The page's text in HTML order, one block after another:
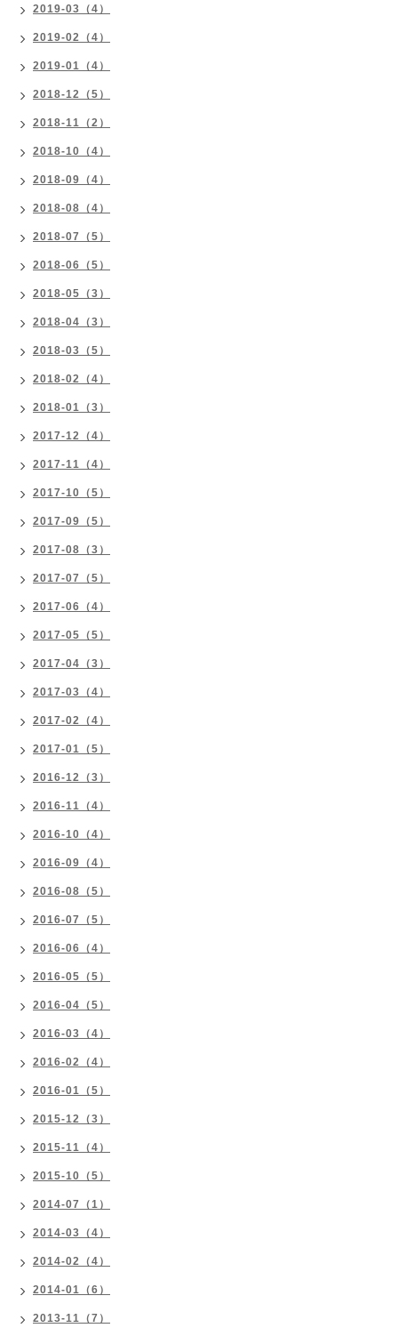
2019-03（4）
2019-02（4）
2019-01（4）
2018-12（5）
2018-11（2）
2018-10（4）
2018-09（4）
2018-08（4）
2018-07（5）
2018-06（5）
2018-05（3）
2018-04（3）
2018-03（5）
2018-02（4）
2018-01（3）
2017-12（4）
2017-11（4）
2017-10（5）
2017-09（5）
2017-08（3）
2017-07（5）
2017-06（4）
2017-05（5）
2017-04（3）
2017-03（4）
2017-02（4）
2017-01（5）
2016-12（3）
2016-11（4）
2016-10（4）
2016-09（4）
2016-08（5）
2016-07（5）
2016-06（4）
2016-05（5）
2016-04（5）
2016-03（4）
2016-02（4）
2016-01（5）
2015-12（3）
2015-11（4）
2015-10（5）
2014-07（1）
2014-03（4）
2014-02（4）
2014-01（6）
2013-11（7）